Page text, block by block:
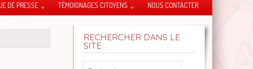
DE PRESSE TÉMOIGNAGES CITOYENS NOUS CONTACTER
RECHERCHER DANS LE
SITE